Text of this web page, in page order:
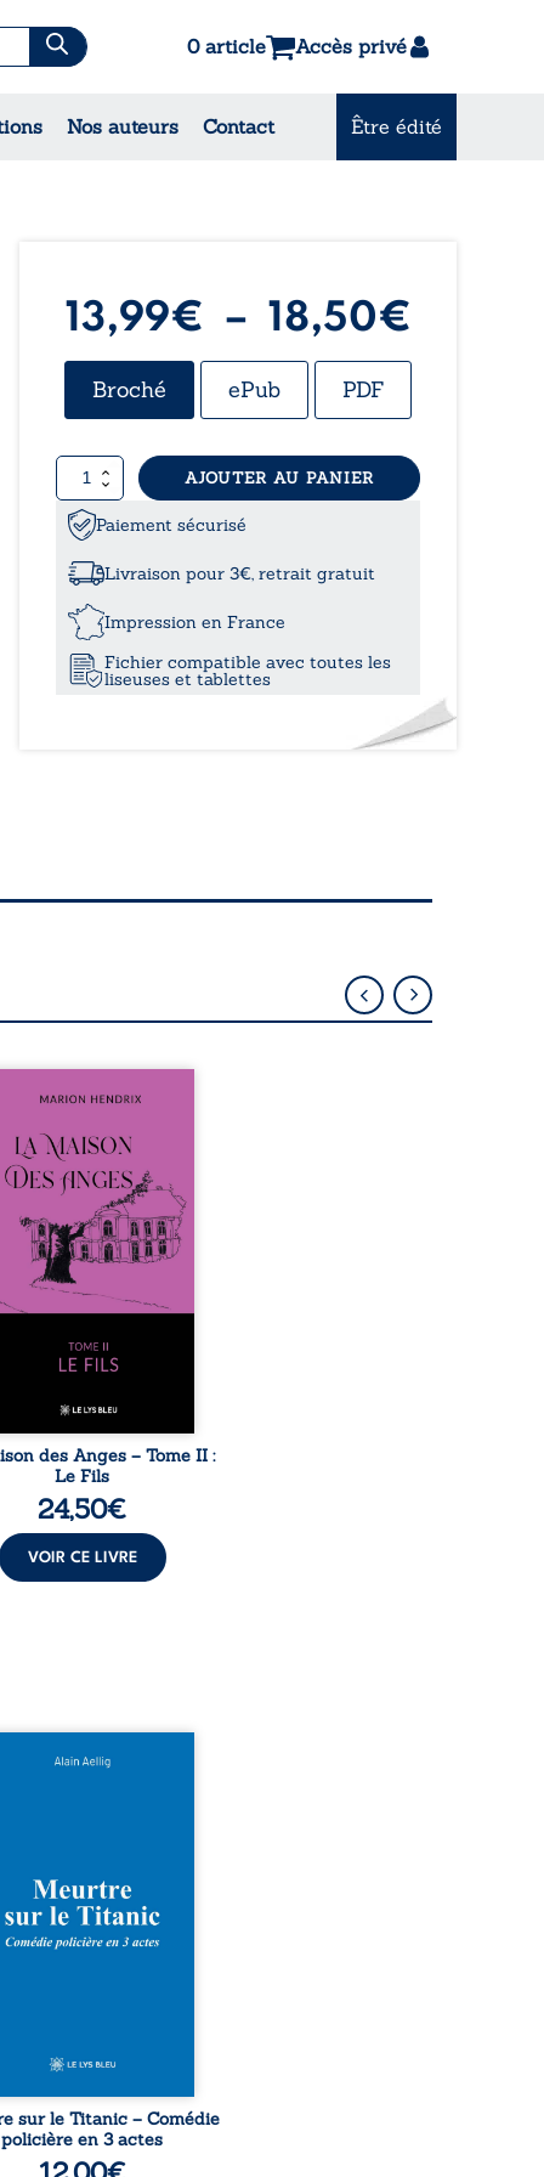
0 article Accès privé
Nos auteurs Contact Être édité
& Contes
13,99€ – 18,50€
de
Broché ePub PDF
quantité
de
Tandem
AJOUTER AU PANIER
Paiement sécurisé
Livraison pour 3€, retrait gratuit
Impression en France
Fichier compatible avec toutes les
liseuses et tablettes
sommes en 1979, soit 15
Anatole-Eustache.
devra affronter non
un inconnu qui rôde
du domaine et dont
le fidèle majordome,
les visites, le passé
d’Anatole-
la malédiction
mais aussi la toute-
de Gauthier. Mais
dompter cet enfant
avant qu’il ...
des Anges – Tome II :
Le Fils
24,50€
VOIR CE LIVRE
le naufrage n’avait pas
de l’Atlantique.
décennies plus tard, la
de l’épave fait
un secret que l’on
sur le Titanic – Comédie
policière en 3 actes